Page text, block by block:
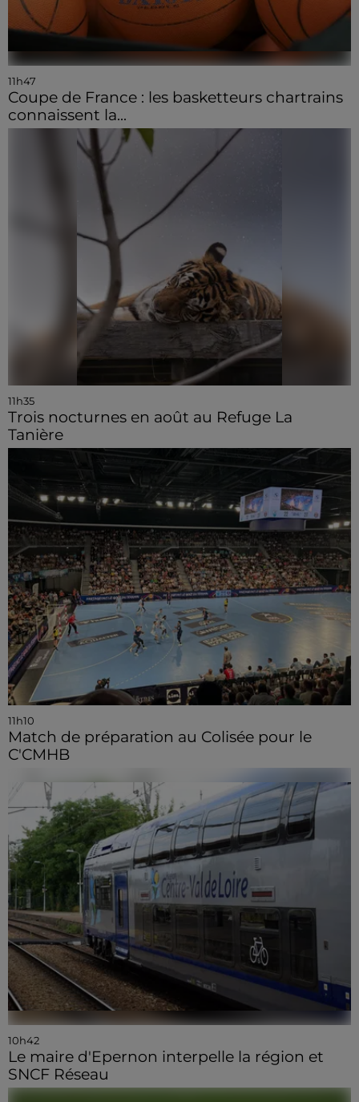
11h47
Coupe de France : les basketteurs chartrains
connaissent la...
11h35
Trois nocturnes en août au Refuge La
Tanière
11h10
Match de préparation au Colisée pour le
C'CMHB
10h42
Le maire d'Epernon interpelle la région et
SNCF Réseau